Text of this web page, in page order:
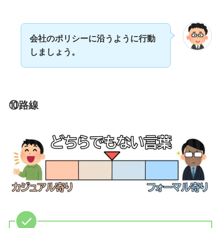
会社のポリシーに沿うように行動
しましょう。
⑩路線